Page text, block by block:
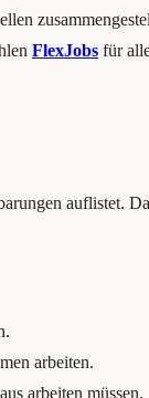
FlexJobs für
auflistet.
arbeiten.
arbeiten müssen.